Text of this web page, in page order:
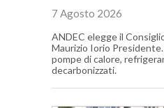
7 Agosto 2026
ANDEC elegge il
Maurizio Iorio
pompe di calore,
decarbonizzati.